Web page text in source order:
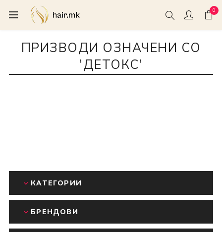
0
ПРИЗВОДИ ОЗНАЧЕНИ СО
'ДЕТОКС'
КАТЕГОРИИ
БРЕНДОВИ